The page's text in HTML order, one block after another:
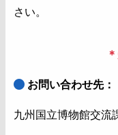
さい。
お問い合わせ先：
九州国立博物館交流